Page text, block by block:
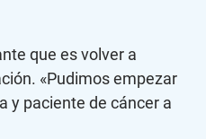
que es volver a
«Pudimos empezar
y paciente de cáncer a